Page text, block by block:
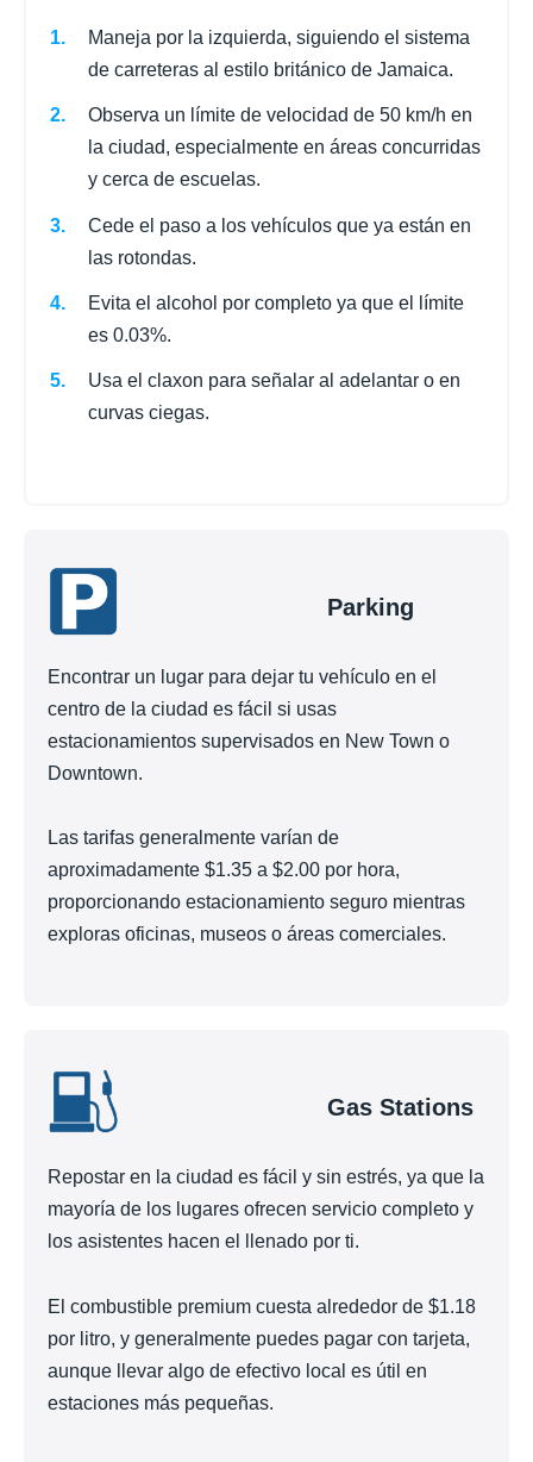
Maneja por la izquierda, siguiendo el sistema
de carreteras al estilo británico de Jamaica.
Observa un límite de velocidad de 50 km/h en
la ciudad, especialmente en áreas concurridas
y cerca de escuelas.
Cede el paso a los vehículos que ya están en
las rotondas.
Evita el alcohol por completo ya que el límite
es 0.03%.
Usa el claxon para señalar al adelantar o en
curvas ciegas.
Parking
Encontrar un lugar para dejar tu vehículo en el
centro de la ciudad es fácil si usas
estacionamientos supervisados en New Town o
Downtown.
Las tarifas generalmente varían de
aproximadamente $1.35 a $2.00 por hora,
proporcionando estacionamiento seguro mientras
exploras oficinas, museos o áreas comerciales.
Gas Stations
Repostar en la ciudad es fácil y sin estrés, ya que la
mayoría de los lugares ofrecen servicio completo y
los asistentes hacen el llenado por ti.
El combustible premium cuesta alrededor de $1.18
por litro, y generalmente puedes pagar con tarjeta,
aunque llevar algo de efectivo local es útil en
estaciones más pequeñas.